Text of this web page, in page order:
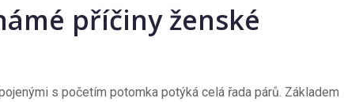
příčiny ženské
s početím potomka potýká celá řada párů. Základem